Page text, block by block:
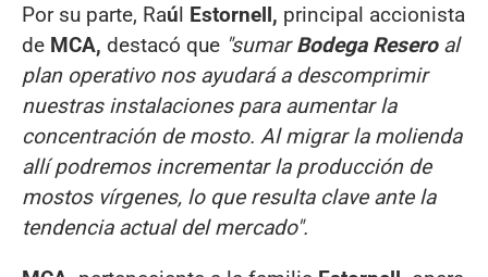
Por su parte, Raúl Estornell, principal accionista
de MCA, destacó que "sumarBodega Reseroal
plan operativo nos ayudará a descomprimir
nuestras instalaciones para aumentar la
concentración de mosto. Al migrar la molienda
allí podremos incrementar la producción de
mostos vírgenes, lo que resulta clave ante la
tendencia actual del mercado".